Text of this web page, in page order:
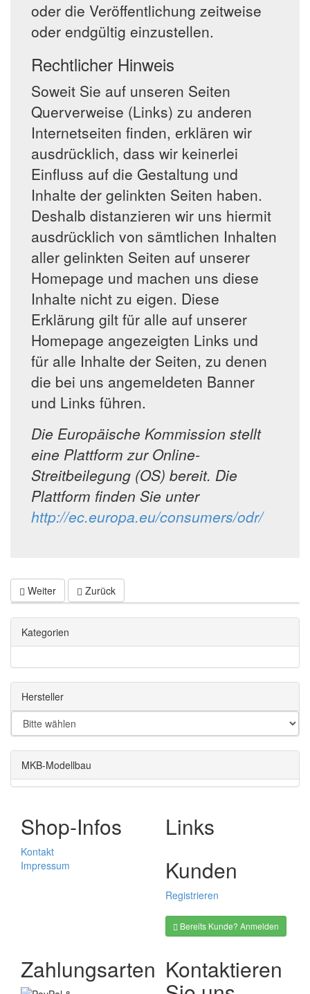
oder die Veröffentlichung zeitweise
oder endgültig einzustellen.
Rechtlicher Hinweis
Soweit Sie auf unseren Seiten
Querverweise (Links) zu anderen
Internetseiten finden, erklären wir
ausdrücklich, dass wir keinerlei
Einfluss auf die Gestaltung und
Inhalte der gelinkten Seiten haben.
Deshalb distanzieren wir uns hiermit
ausdrücklich von sämtlichen Inhalten
aller gelinkten Seiten auf unserer
Homepage und machen uns diese
Inhalte nicht zu eigen. Diese
Erklärung gilt für alle auf unserer
Homepage angezeigten Links und
für alle Inhalte der Seiten, zu denen
die bei uns angemeldeten Banner
und Links führen.
Die Europäische Kommission stellt
eine Plattform zur Online-
Streitbeilegung (OS) bereit. Die
Plattform finden Sie unter
http://ec.europa.eu/consumers/odr/
Weiter Zurück
Kategorien
Hersteller
MKB-Modellbau
Shop-Infos
Kontakt
Impressum
Links
Kunden
Registrieren
Bereits Kunde? Anmelden
Zahlungsarten Kontaktieren